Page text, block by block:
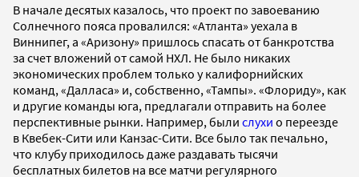
В начале десятых казалось, что проект по завоеванию
Солнечного пояса провалился: «Атланта» уехала в
Виннипег, а «Аризону» пришлось спасать от банкротства
за счет вложений от самой НХЛ. Не было никаких
экономических проблем только у калифорнийских
команд, «Далласа» и, собственно, «Тампы». «Флориду», как
и другие команды юга, предлагали отправить на более
перспективные рынки. Например, были слухи о переезде
в Квебек-Сити или Канзас-Сити. Все было так печально,
что клубу приходилось даже раздавать тысячи
бесплатных билетов на все матчи регулярного